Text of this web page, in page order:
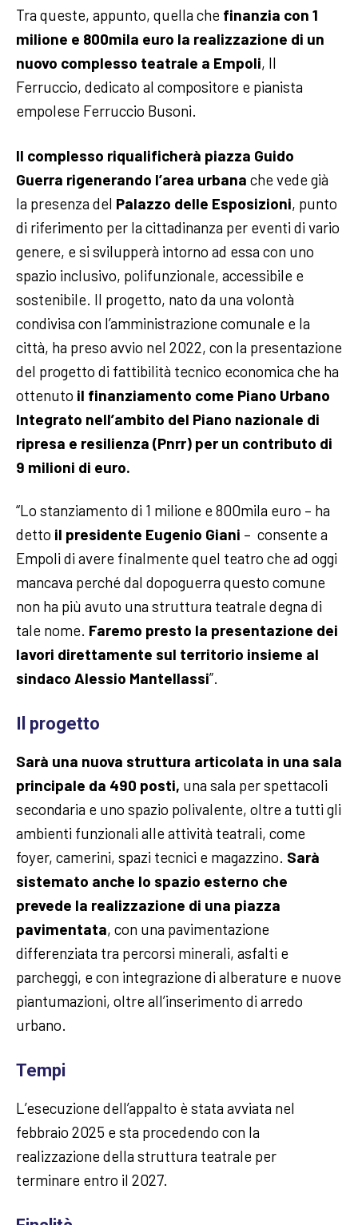
Tra queste, appunto, quella che finanzia con 1
milione e 800mila euro la realizzazione di un
nuovo complesso teatrale a Empoli, Il
Ferruccio, dedicato al compositore e pianista
empolese Ferruccio Busoni.
Il complesso riqualificherà piazza Guido
Guerra rigenerando l’area urbana che vede già
la presenza del Palazzo delle Esposizioni, punto
di riferimento per la cittadinanza per eventi di vario
genere, e si svilupperà intorno ad essa con uno
spazio inclusivo, polifunzionale, accessibile e
sostenibile. Il progetto, nato da una volontà
condivisa con l’amministrazione comunale e la
città, ha preso avvio nel 2022, con la presentazione
del progetto di fattibilità tecnico economica che ha
ottenuto il finanziamento come Piano Urbano
Integrato nell’ambito del Piano nazionale di
ripresa e resilienza (Pnrr) per un contributo di
9 milioni di euro.
“Lo stanziamento di 1 milione e 800mila euro – ha
detto il presidente Eugenio Giani – consente a
Empoli di avere finalmente quel teatro che ad oggi
mancava perché dal dopoguerra questo comune
non ha più avuto una struttura teatrale degna di
tale nome. Faremo presto la presentazione dei
lavori direttamente sul territorio insieme al
sindaco Alessio Mantellassi”.
Il progetto
Sarà una nuova struttura articolata in una sala
principale da 490 posti, una sala per spettacoli
secondaria e uno spazio polivalente, oltre a tutti gli
ambienti funzionali alle attività teatrali, come
foyer, camerini, spazi tecnici e magazzino. Sarà
sistemato anche lo spazio esterno che
prevede la realizzazione di una piazza
pavimentata, con una pavimentazione
differenziata tra percorsi minerali, asfalti e
parcheggi, e con integrazione di alberature e nuove
piantumazioni, oltre all’inserimento di arredo
urbano.
Tempi
L’esecuzione dell’appalto è stata avviata nel
febbraio 2025 e sta procedendo con la
realizzazione della struttura teatrale per
terminare entro il 2027.